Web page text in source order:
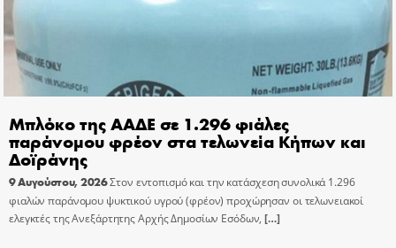
Μπλόκο της ΑΑΔΕ σε 1.296 φιάλες
παράνομου φρέον στα τελωνεία Κήπων και
Δοϊράνης
9 Αυγούστου, 2026Στον εντοπισμό και την κατάσχεση συνολικά 1.296
φιαλών παράνομου ψυκτικού υγρού (φρέον) προχώρησαν οι τελωνειακοί
ελεγκτές της Ανεξάρτητης Αρχής Δημοσίων Εσόδων, […]